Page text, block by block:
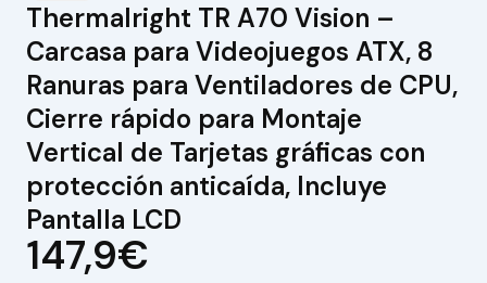
Thermalright TR A70 Vision –
Carcasa para Videojuegos ATX, 8
Ranuras para Ventiladores de CPU,
Cierre rápido para Montaje
Vertical de Tarjetas gráficas con
protección anticaída, Incluye
Pantalla LCD
147,9€